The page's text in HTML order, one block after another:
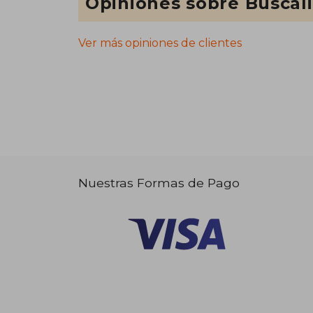
Ver más opiniones de clientes
Nuestras Formas de Pago